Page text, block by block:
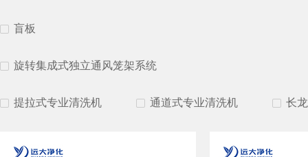
盲板
旋转集成式独立通风笼架系统
提拉式专业清洗机 通道式专业清洗机 长